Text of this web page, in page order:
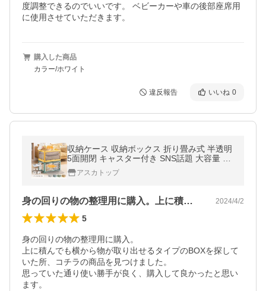
度調整できるのでいいです。 ベビーカーや車の後部座席用
に使用させていただきます。
購入した商品
カラー/ホワイト
違反報告 いいね 0
収納ケース 収納ボックス 折り畳み式 半透明
5面開閉 キャスター付き SNS話題 大容量 押
入れ収納 27L/40L/53L/82L 積み重ね 衣装 フ
タ付き 収納コンテナ 爆買
アスカトップ
身の回りの物の整理用に購入。上に積んで… 2024/4/2
5
身の回りの物の整理用に購入。
上に積んでも横から物が取り出せるタイプのBOXを探して
いた所、コチラの商品を見つけました。
思っていた通り使い勝手が良く、購入して良かったと思い
ます。